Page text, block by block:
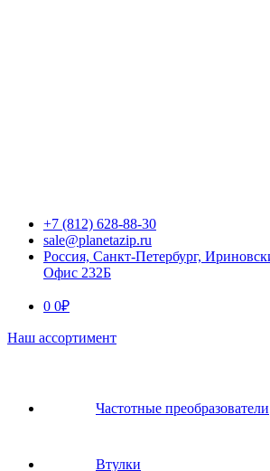
+7 (812) 628-88-30
sale@planetazip.ru
Россия, Санкт-Петербург,
Офис 232Б
0 0₽
Наш ассортимент
Частотные преобразователи
Втулки